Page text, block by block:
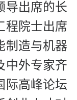
导出席的长
程院士出席
制造与机器
中外专家齐
际高峰论坛